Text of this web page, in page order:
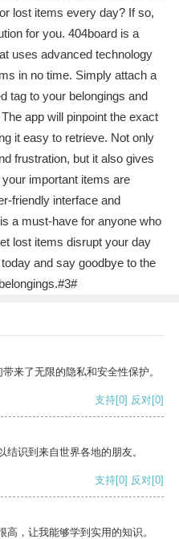
lost items every day? If so,
for you. 404board is a
uses advanced technology
in no time. Simply attach a
tag to your belongings and
app will pinpoint the exact
it easy to retrieve. Not only
frustration, but it also gives
important items are
friendly interface and
a must-have for anyone who
lost items disrupt your day
and say goodbye to the
来了无限的隐私和安全性保护。
支持[0] 反对[0]
识到来自世界各地的朋友。
支持[0] 反对[0]
，让我能够学到实用的知识。